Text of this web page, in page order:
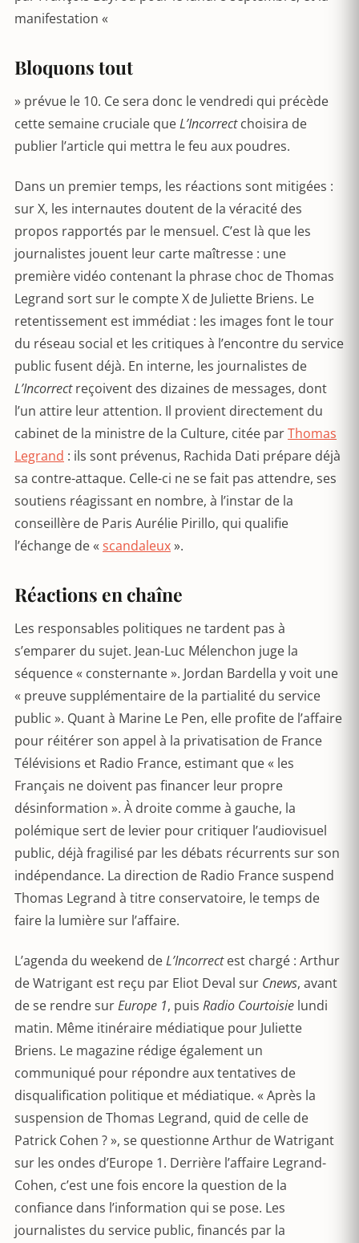
manifestation «
Bloquons tout
» prévue le 10. Ce sera donc le vendredi qui précède
cette semaine cruciale queL’Incorrectchoisira de
publier l’article qui mettra le feu aux poudres.
Dans un premier temps, les réactions sont mitigées :
sur X, les internautes doutent de la véracité des
propos rapportés par le mensuel. C’est là que les
journalistes jouent leur carte maîtresse : une
première vidéo contenant la phrase choc de Thomas
Legrand sort sur le compte X de Juliette Briens. Le
retentissement est immédiat : les images font le tour
du réseau social et les critiques à l’encontre du service
public fusent déjà. En interne, les journalistes de
L’Incorrectreçoivent des dizaines de messages, dont
l’un attire leur attention. Il provient directement du
cabinet de la ministre de la Culture, citée parThomas
Legrand : ils sont prévenus, Rachida Dati prépare déjà
sa contre-attaque. Celle-ci ne se fait pas attendre, ses
soutiens réagissant en nombre, à l’instar de la
conseillère de Paris Aurélie Pirillo, qui qualifie
l’échange de « scandaleux».
Réactions en chaîne
Les responsables politiques ne tardent pas à
s’emparer du sujet. Jean-Luc Mélenchon juge la
séquence « consternante ». Jordan Bardella y voit une
« preuve supplémentaire de la partialité du service
public ». Quant à Marine Le Pen, elle profite de l’affaire
pour réitérer son appel à la privatisation de France
Télévisions et Radio France, estimant que « les
Français ne doivent pas financer leur propre
désinformation ». À droite comme à gauche, la
polémique sert de levier pour critiquer l’audiovisuel
public, déjà fragilisé par les débats récurrents sur son
indépendance. La direction de Radio France suspend
Thomas Legrand à titre conservatoire, le temps de
faire la lumière sur l’affaire.
L’agenda du weekend deL’Incorrectest chargé : Arthur
de Watrigant est reçu par Eliot Deval sur Cnews, avant
de se rendre surEurope 1, puis Radio Courtoisie lundi
matin. Même itinéraire médiatique pour Juliette
Briens. Le magazine rédige également un
communiqué pour répondre aux tentatives de
disqualification politique et médiatique. « Après la
suspension de Thomas Legrand, quid de celle de
Patrick Cohen ? », se questionne Arthur de Watrigant
sur les ondes d’Europe 1. Derrière l’affaire Legrand-
Cohen, c’est une fois encore la question de la
confiance dans l’information qui se pose. Les
journalistes du service public, financés par la